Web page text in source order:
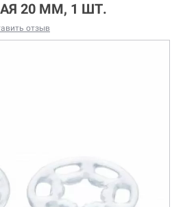
20 ММ, 1 ШТ.
отзыв